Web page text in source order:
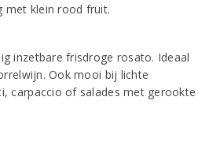
met klein rood fruit.
inzetbare frisdroge rosato. Ideaal
Ook mooi bij lichte
carpaccio of salades met gerookte